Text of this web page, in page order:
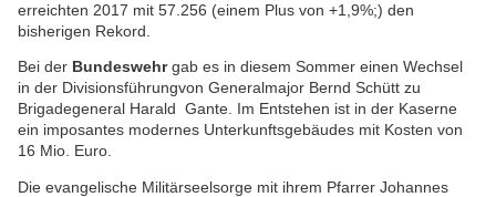
erreichten 2017 mit 57.256 (einem Plus von +1,9%;) den
bisherigen Rekord.
Bei der Bundeswehrgab es in diesem Sommer einen Wechsel
in der Divisionsführungvon Generalmajor Bernd Schütt zu
Brigadegeneral Harald Gante. Im Entstehen ist in der Kaserne
ein imposantes modernes Unterkunftsgebäudes mit Kosten von
16 Mio. Euro.
Die evangelische Militärseelsorge mit ihrem Pfarrer Johannes